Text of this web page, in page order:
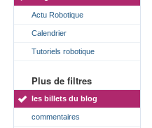
Actu Robotique
Calendrier
Tutoriels robotique
Plus de filtres
les billets du blog
commentaires